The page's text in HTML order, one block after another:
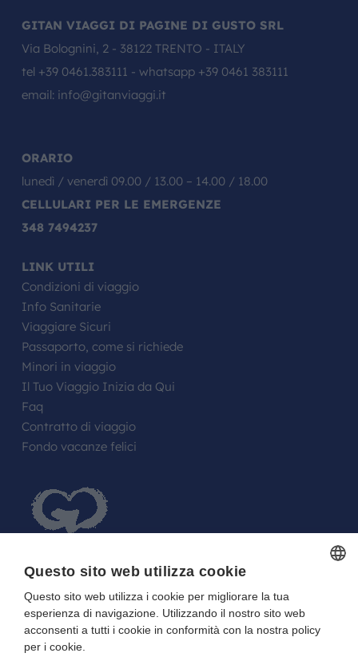
GITAN VIAGGI DI PAGINE DI GUSTO SRL
Via Bolognini, 2 - 38122 TRENTO - ITALY
tel +39 0461.383111 - whatsapp +39 0461 383111
email: info@gitanviaggi.it
ORARIO
lunedì / venerdì 09.00 / 13.00 – 14.00 / 18.00
CELLULARI PER LE EMERGENZE
348 7494237
LINK UTILI
Condizioni di viaggio
Info Sanitarie
Viaggiare Sicuri
Passaporto, come si richiede
Minori in viaggio
Il Tuo Viaggio Inizia da Qui
Faq
Contratto di viaggio
Fondo vacanze felici
FARE UN REGALO AGLI SPOSI O A UN
FESTEGGIATO?
La tua Lista in Viaggio…
Questo sito web utilizza cookie
Questo sito web utilizza i cookie per migliorare la tua
esperienza di navigazione. Utilizzando il nostro sito web
acconsenti a tutti i cookie in conformità con la nostra policy
per i cookie.